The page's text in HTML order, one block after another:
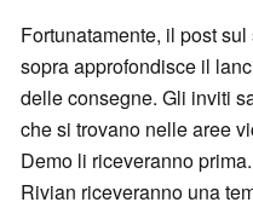
Fortunatamente, il post
sopra approfondisce il
delle consegne. Gli inviti
che si trovano nelle aree
Demo li riceveranno
Rivian riceveranno una